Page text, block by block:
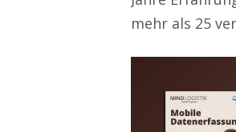
mehr als 25